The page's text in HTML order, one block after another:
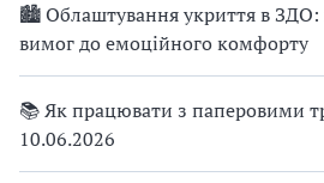
🏙 Облаштування укриття в ЗДО:
вимог до емоційного комфорту
📚 Як працювати з паперовими
10.06.2026